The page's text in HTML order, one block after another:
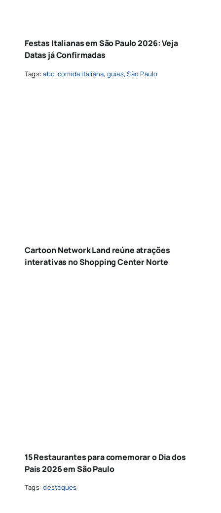
Festas Italianas em São Paulo 2026: Veja
Datas já Confirmadas
Tags:abc, comida italiana, guias,São Paulo
Cartoon Network Land reúne atrações
interativas no Shopping Center Norte
15 Restaurantes para comemorar o Dia dos
Pais 2026 em São Paulo
Tags:destaques